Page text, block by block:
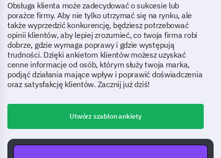
Obsługa klienta może zadecydować o sukcesie lub
porażce firmy. Aby nie tylko utrzymać się na rynku, ale
także wyprzedzić konkurencję, będziesz potrzebować
opinii klientów, aby lepiej zrozumieć, co twoja firma robi
dobrze, gdzie wymaga poprawy i gdzie występują
trudności. Dzięki ankietom klientów możesz uzyskać
cenne informacje od osób, którym służy twoja marka,
podjąć działania mające wpływ i poprawić doświadczenia
oraz satysfakcję klientów. Zacznij już dziś!
Utwórz szablon ankiety